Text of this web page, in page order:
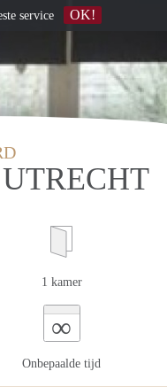
1 kamer
∞
Onbepaalde tijd
service OK!